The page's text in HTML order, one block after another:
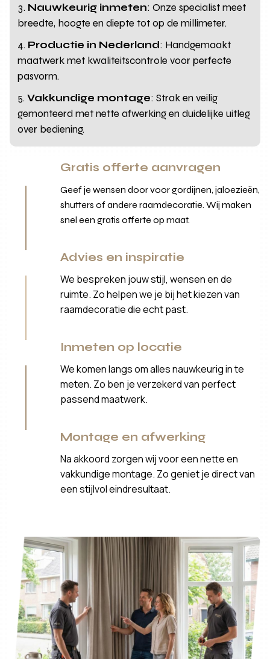
Nauwkeurig inmeten: Onze specialist meet
breedte, hoogte en diepte tot op de millimeter.
Productie in Nederland: Handgemaakt
maatwerk met kwaliteitscontrole voor perfecte
pasvorm.
Vakkundige montage: Strak en veilig
gemonteerd met nette afwerking en duidelijke uitleg
over bediening.
Gratis offerte aanvragen
Geef je wensen door voor gordijnen, jaloezieën,
shutters of andere raamdecoratie. Wij maken
snel een gratis offerte op maat.
Advies en inspiratie
We bespreken jouw stijl, wensen en de
ruimte. Zo helpen we je bij het kiezen van
raamdecoratie die echt past.
Inmeten op locatie
We komen langs om alles nauwkeurig in te
meten. Zo ben je verzekerd van perfect
passend maatwerk.
Montage en afwerking
Na akkoord zorgen wij voor een nette en
vakkundige montage. Zo geniet je direct van
een stijlvol eindresultaat.